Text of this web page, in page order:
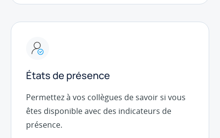
États de présence
Permettez à vos collègues de savoir si vous
êtes disponible avec des indicateurs de
présence.